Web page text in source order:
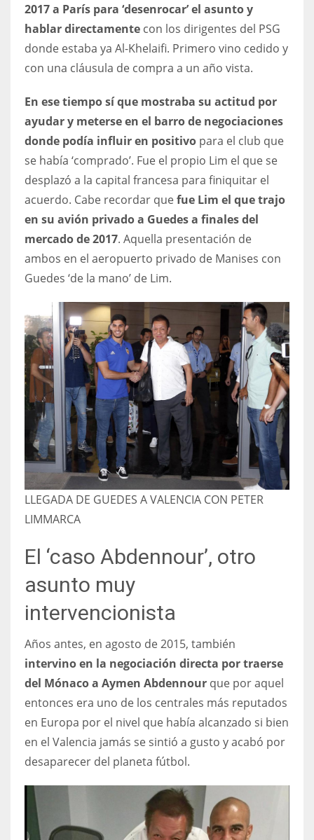
2017 a París para ‘desenrocar’ el asunto y
hablar directamente con los dirigentes del PSG
donde estaba ya Al-Khelaifi. Primero vino cedido y
con una cláusula de compra a un año vista.
En ese tiempo sí que mostraba su actitud por
ayudar y meterse en el barro de negociaciones
donde podía influir en positivo para el club que
se había ‘comprado’. Fue el propio Lim el que se
desplazó a la capital francesa para finiquitar el
acuerdo. Cabe recordar quefue Lim el que trajo
en su avión privado a Guedes a finales del
mercado de 2017. Aquella presentación de
ambos en el aeropuerto privado de Manises con
Guedes ‘de la mano’ de Lim.
LLEGADA DE GUEDES A VALENCIA CON PETER
LIMMARCA
El ‘caso Abdennour’, otro
asunto muy
intervencionista
Años antes, en agosto de 2015, también
intervino en la negociación directa por traerse
del Mónaco a Aymen Abdennour que por aquel
entonces era uno de los centrales más reputados
en Europa por el nivel que había alcanzado si bien
en el Valencia jamás se sintió a gusto y acabó por
desaparecer del planeta fútbol.